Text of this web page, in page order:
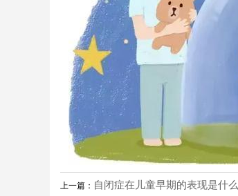
上一篇： 自闭症在儿童早期的表现是什么